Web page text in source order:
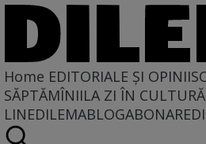
Home EDITORIALE ȘI OPINII
SĂPTĂMÎNIILA ZI ÎN CULTURĂ
LINEDILEMABLOGABONARE